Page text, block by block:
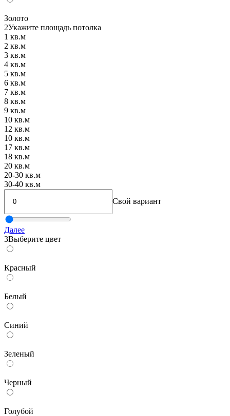
Золото
2Укажите площадь потолка
1 кв.м
2 кв.м
3 кв.м
4 кв.м
5 кв.м
6 кв.м
7 кв.м
8 кв.м
9 кв.м
10 кв.м
12 кв.м
10 кв.м
17 кв.м
18 кв.м
20 кв.м
20-30 кв.м
30-40 кв.м
Свой вариант
Далее
3Выберите цвет
Красный
Белый
Синий
Зеленый
Черный
Голубой